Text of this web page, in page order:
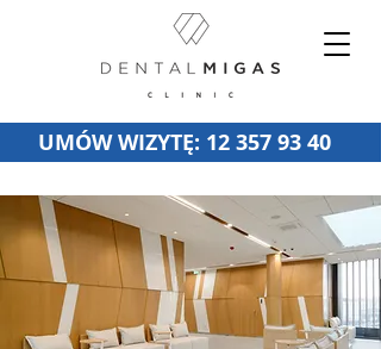
UMÓW WIZYTĘ: 12 357 93 40